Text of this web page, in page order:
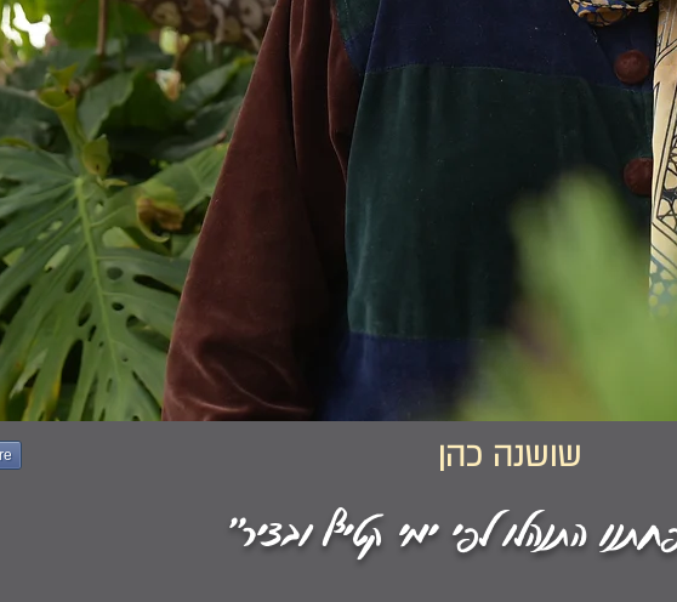
שושנה כהן
התנהלו לפי ימי קטיף ובציר״